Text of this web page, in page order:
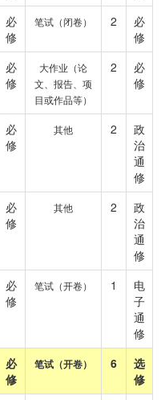
必
修
笔试（闭卷） 2
必
修
必
修
大作业（论
文、报告、项
目或作品等）
2
必
修
必
修
其他 2
政
治
通
修
必
修
其他 2
政
治
通
修
必
修
笔试（开卷） 1
电
子
通
修
必
修
笔试（开卷） 6
选
修